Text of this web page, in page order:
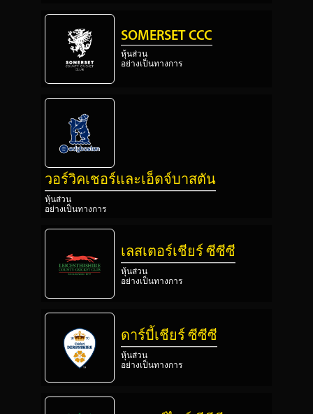
SOMERSET CCC
หุ้นส่วน
อย่างเป็นทางการ
วอร์วิคเชอร์และเอ็ดจ์บาสตัน
หุ้นส่วน
อย่างเป็นทางการ
เลสเตอร์เชียร์ ซีซีซี
หุ้นส่วน
อย่างเป็นทางการ
ดาร์บี้เชียร์ ซีซีซี
หุ้นส่วน
อย่างเป็นทางการ